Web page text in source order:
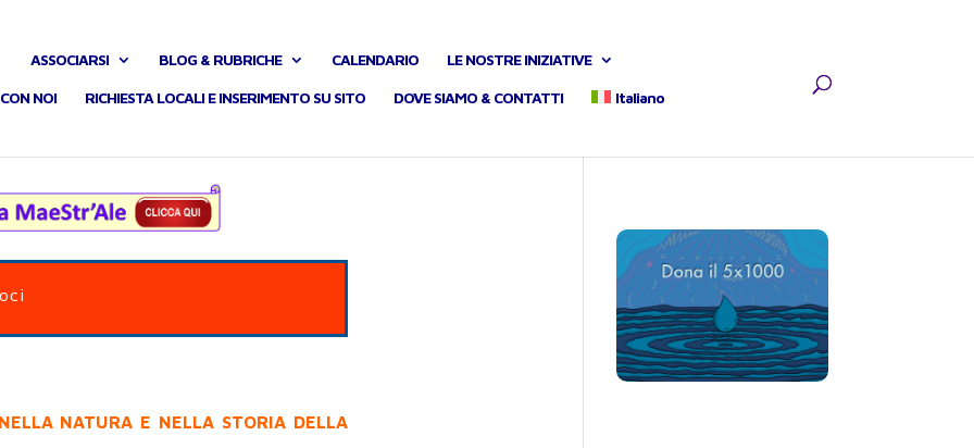
ASSOCIARSI BLOG & RUBRICHE CALENDARIO LE NOSTRE INIZIATIVE
NOI RICHIESTA LOCALI E INSERIMENTO SU SITO DOVE SIAMO & CONTATTI Italiano
NATURA E NELLA STORIA DELLA